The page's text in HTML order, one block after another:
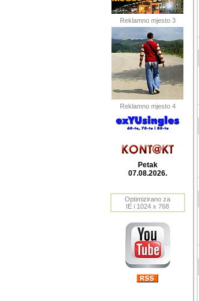
Reklamno mjesto 3
Reklamno mjesto 4
Petak
07.08.2026.
Optimizirano za
IE i 1024 x 768